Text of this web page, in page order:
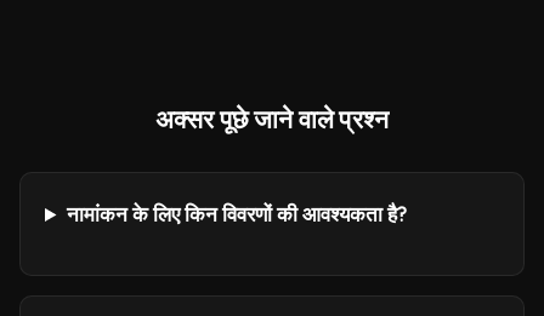
अक्सर पूछे जाने वाले प्रश्न
नामांकन के लिए किन विवरणों की आवश्यकता है?